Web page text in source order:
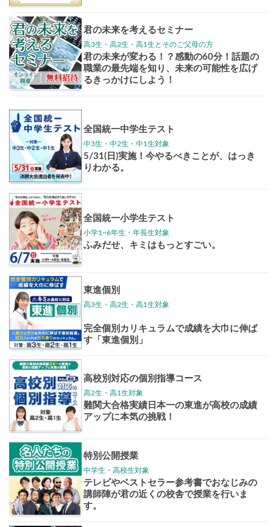
大学案内
講座
東大特進 トップリ
イベントほか
志作文コンクール 君の未来